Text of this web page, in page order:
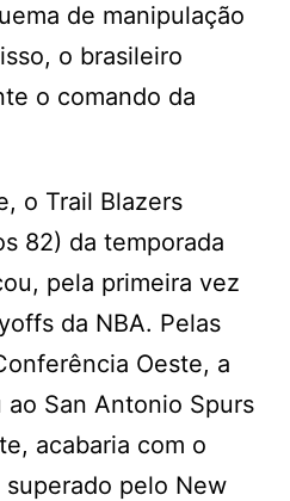
de manipulação
o brasileiro
o comando da
o Trail Blazers
82) da temporada
pela primeira vez
da NBA. Pelas
Oeste, a
San Antonio Spurs
acabaria com o
pelo New